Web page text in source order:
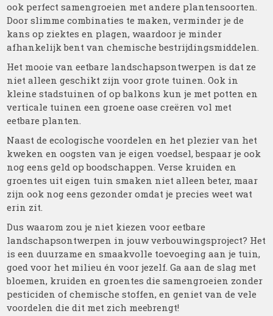
ook perfect samengroeien met andere plantensoorten.
Door slimme combinaties te maken, verminder je de
kans op ziektes en plagen, waardoor je minder
afhankelijk bent van chemische bestrijdingsmiddelen.
Het mooie van eetbare landschapsontwerpen is dat ze
niet alleen geschikt zijn voor grote tuinen. Ook in
kleine stadstuinen of op balkons kun je met potten en
verticale tuinen een groene oase creëren vol met
eetbare planten.
Naast de ecologische voordelen en het plezier van het
kweken en oogsten van je eigen voedsel, bespaar je ook
nog eens geld op boodschappen. Verse kruiden en
groentes uit eigen tuin smaken niet alleen beter, maar
zijn ook nog eens gezonder omdat je precies weet wat
erin zit.
Dus waarom zou je niet kiezen voor eetbare
landschapsontwerpen in jouw verbouwingsproject? Het
is een duurzame en smaakvolle toevoeging aan je tuin,
goed voor het milieu én voor jezelf. Ga aan de slag met
bloemen, kruiden en groentes die samengroeien zonder
pesticiden of chemische stoffen, en geniet van de vele
voordelen die dit met zich meebrengt!